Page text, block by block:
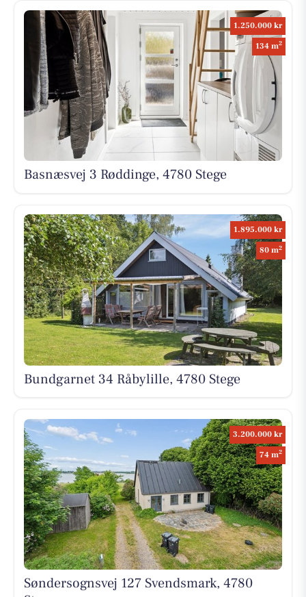
1.250.000 kr
134 m2
Basnæsvej 3 Røddinge, 4780 Stege
1.895.000 kr
80 m2
Bundgarnet 34 Råbylille, 4780 Stege
3.200.000 kr
74 m2
Søndersognsvej 127 Svendsmark, 4780